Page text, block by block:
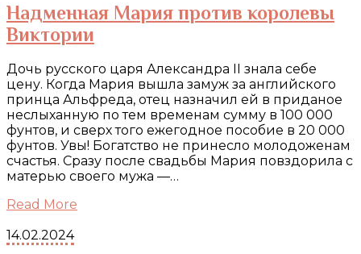
Надменная Мария против королевы
Виктории
Дочь русского царя Александра II знала себе
цену. Когда Мария вышла замуж за английского
принца Альфреда, отец назначил ей в приданое
неслыханную по тем временам сумму в 100 000
фунтов, и сверх того ежегодное пособие в 20 000
фунтов. Увы! Богатство не принесло молодоженам
счастья. Сразу после свадьбы Мария повздорила с
матерью своего мужа —…
Read More
14.02.2024